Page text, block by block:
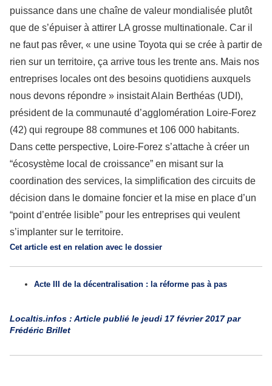
puissance dans une chaîne de valeur mondialisée plutôt
que de s’épuiser à attirer LA grosse multinationale. Car il
ne faut pas rêver, « une usine Toyota qui se crée à partir de
rien sur un territoire, ça arrive tous les trente ans. Mais nos
entreprises locales ont des besoins quotidiens auxquels
nous devons répondre » insistait Alain Berthéas (UDI),
président de la communauté d’agglomération Loire-Forez
(42) qui regroupe 88 communes et 106 000 habitants.
Dans cette perspective, Loire-Forez s’attache à créer un
“écosystème local de croissance” en misant sur la
coordination des services, la simplification des circuits de
décision dans le domaine foncier et la mise en place d’un
“point d’entrée lisible” pour les entreprises qui veulent
s’implanter sur le territoire.
Cet article est en relation avec le dossier
Acte III de la décentralisation : la réforme pas à pas
Localtis.infos : Article publié le jeudi 17 février 2017 par
Frédéric Brillet